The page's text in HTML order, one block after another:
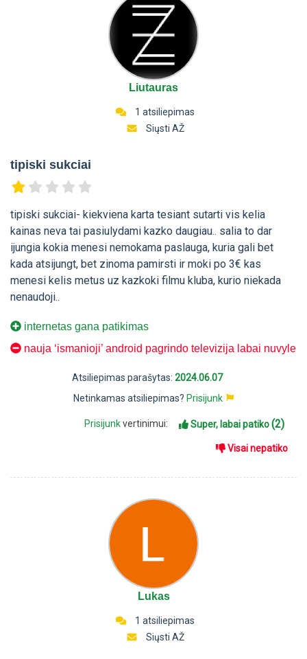
Liutauras
1 atsiliepimas
Siųsti AŽ
tipiski sukciai
tipiski sukciai- kiekviena karta tesiant sutarti vis kelia
kainas neva tai pasiulydami kazko daugiau.. salia to dar
ijungia kokia menesi nemokama paslauga, kuria gali bet
kada atsijungt, bet zinoma pamirsti ir moki po 3€ kas
menesi kelis metus uz kazkoki filmu kluba, kurio niekada
nenaudoji..
internetas gana patikimas
nauja ‘ismanioji’ android pagrindo televizija labai nuvyle
Atsiliepimas parašytas: 2024.06.07
Netinkamas atsiliepimas? Prisijunk
Prisijunkvertinimui: Super, labai patiko(2)
Visai nepatiko
Lukas
1 atsiliepimas
Siųsti AŽ